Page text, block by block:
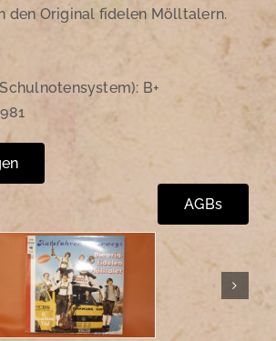
den Original fidelen Mölltalern.
B+
AGBs